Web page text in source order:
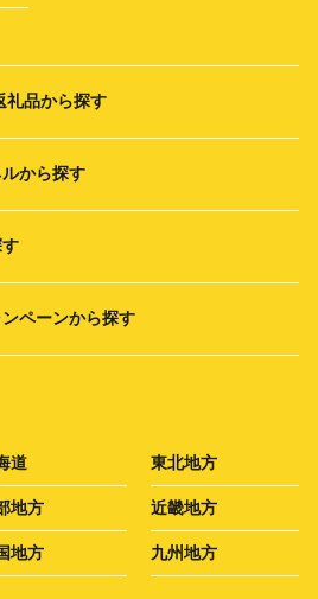
礼品から探す
から探す
ペーンから探す
道 東北地方
地方 近畿地方
地方 九州地方